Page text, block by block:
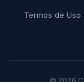
Termos de Uso